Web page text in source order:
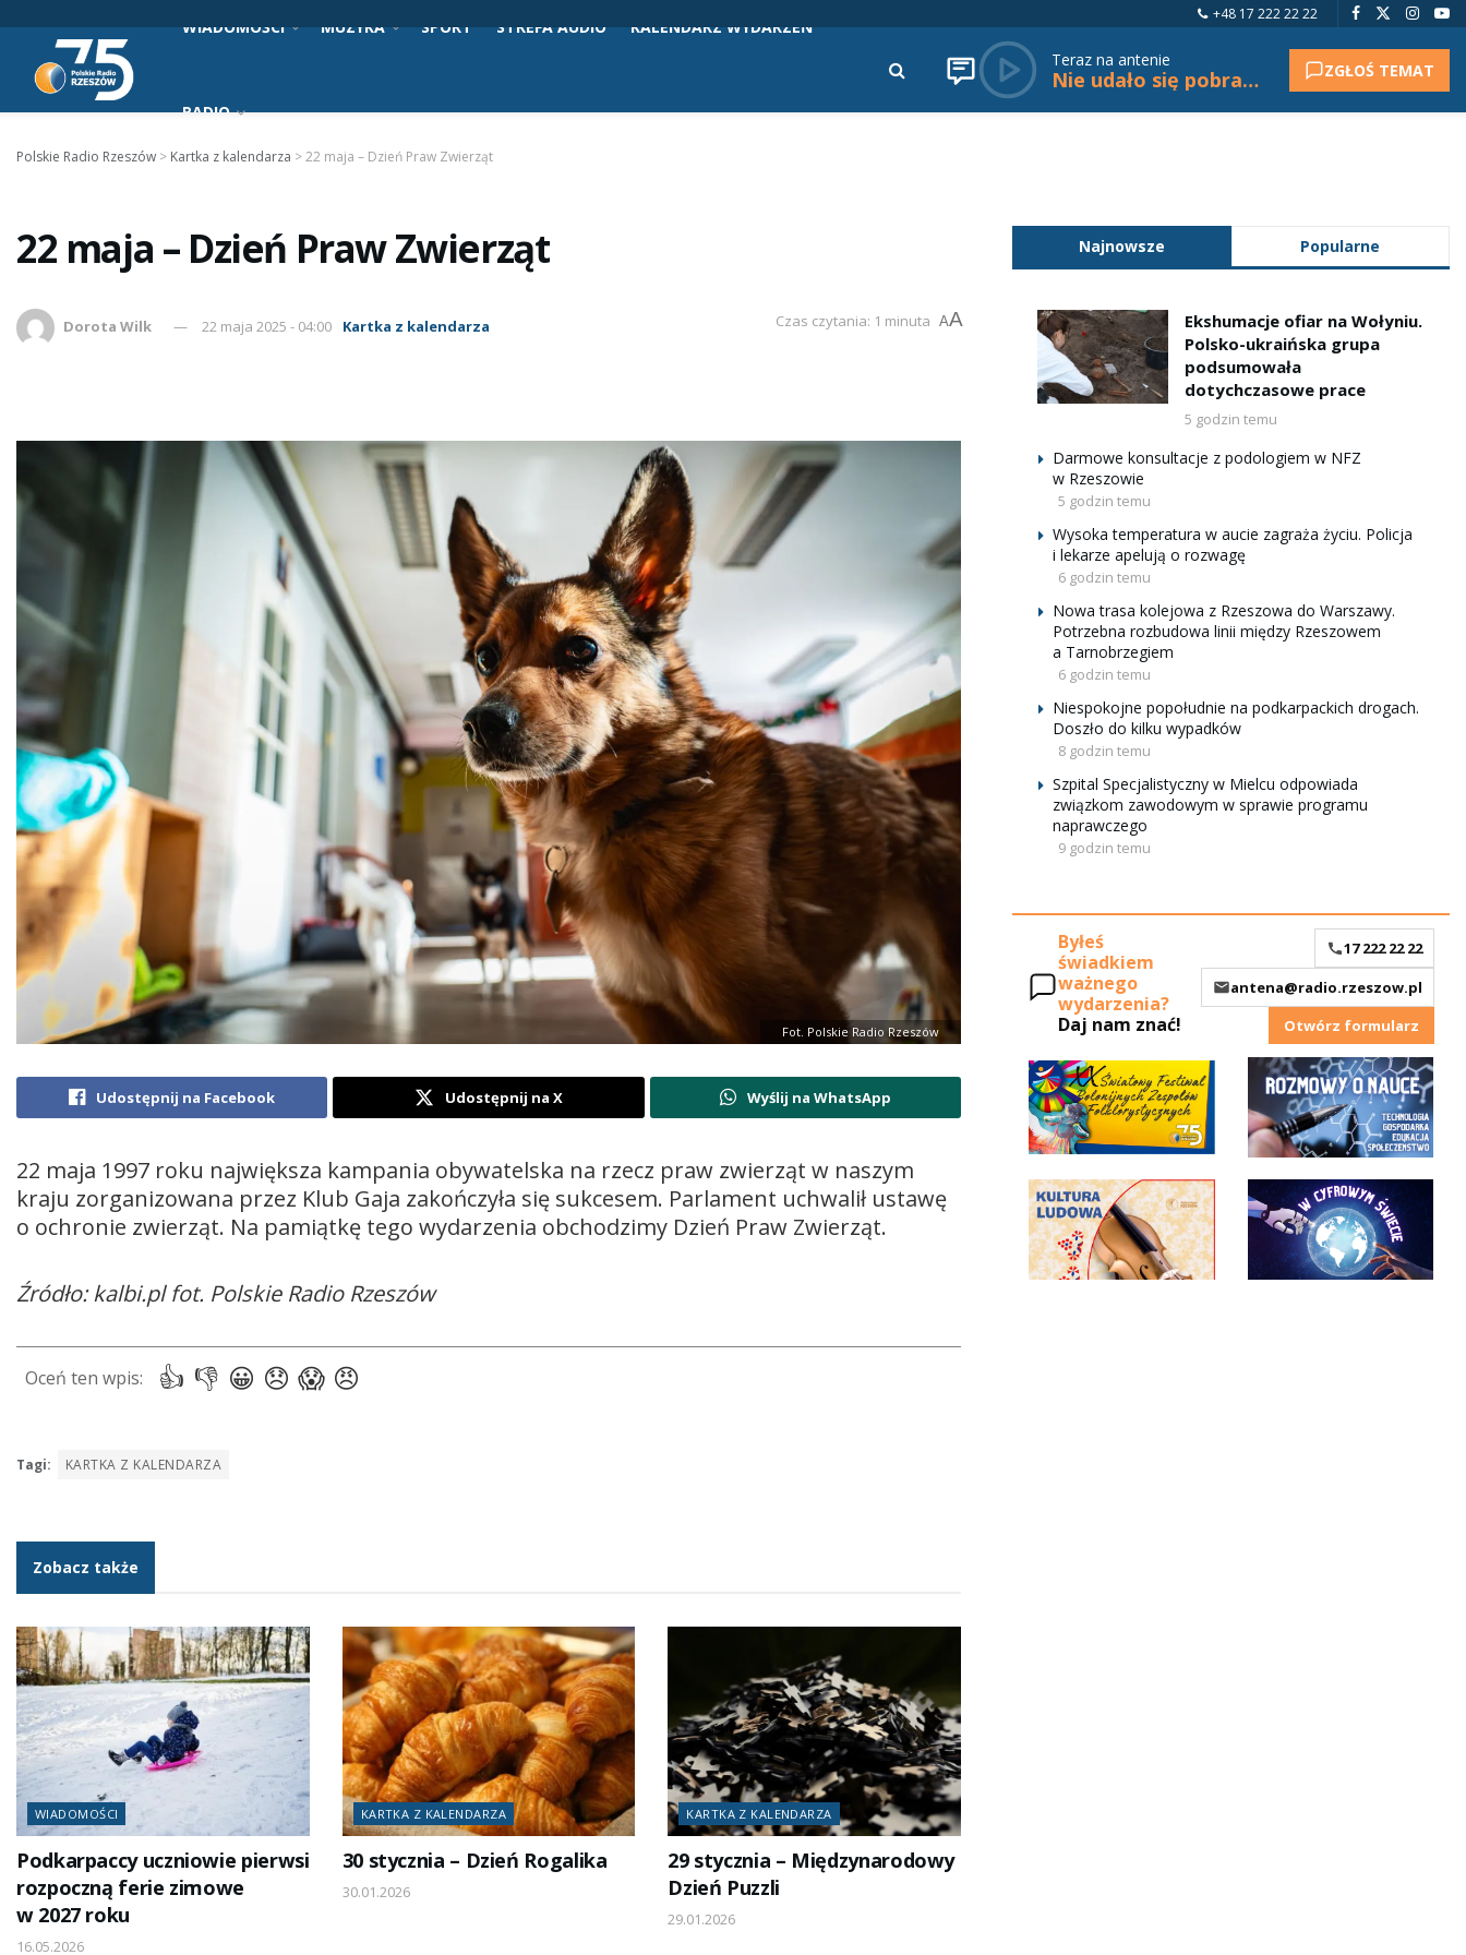
+48 17 222 22 22
WIADOMOŚCI MUZYKA SPORT STREFA AUDIO KALENDARZ WYDARZEŃ
RADIO
Teraz na antenie
Nie udało się pobrać tytułu. ZGŁOŚ TEMAT
Polskie Radio Rzeszów > Kartka z kalendarza >22 maja – Dzień Praw Zwierząt
22 maja – Dzień Praw Zwierząt
Dorota Wilk 22 maja 2025 - 04:00 Kartka z kalendarza Czas czytania: 1 minuta AA
Fot. Polskie Radio Rzeszów
Udostępnij na Facebook Udostępnij na X Wyślij na WhatsApp
22 maja 1997 roku największa kampania obywatelska na rzecz praw zwierząt w naszym
kraju zorganizowana przez Klub Gaja zakończyła się sukcesem. Parlament uchwalił ustawę
o ochronie zwierząt. Na pamiątkę tego wydarzenia obchodzimy Dzień Praw Zwierząt.
Źródło: kalbi.pl fot. Polskie Radio Rzeszów
Tagi: KARTKA Z KALENDARZA
Zobacz także
WIADOMOŚCI
Podkarpaccy uczniowie pierwsi
rozpoczną ferie zimowe
w 2027 roku
16.05.2026
KARTKA Z KALENDARZA
30 stycznia – Dzień Rogalika
30.01.2026
KARTKA Z KALENDARZA
29 stycznia – Międzynarodowy
Dzień Puzzli
29.01.2026
Najnowsze Popularne
Ekshumacje ofiar na Wołyniu.
Polsko-ukraińska grupa
podsumowała
dotychczasowe prace
5 godzin temu
Darmowe konsultacje z podologiem w NFZ
w Rzeszowie
5 godzin temu
Wysoka temperatura w aucie zagraża życiu. Policja
i lekarze apelują o rozwagę
6 godzin temu
Nowa trasa kolejowa z Rzeszowa do Warszawy.
Potrzebna rozbudowa linii między Rzeszowem
a Tarnobrzegiem
6 godzin temu
Niespokojne popołudnie na podkarpackich drogach.
Doszło do kilku wypadków
8 godzin temu
Szpital Specjalistyczny w Mielcu odpowiada
związkom zawodowym w sprawie programu
naprawczego
9 godzin temu
Byłeś
świadkiem
ważnego
wydarzenia?
Daj nam znać!
17 222 22 22
antena@radio.rzeszow.pl
Otwórz formularz